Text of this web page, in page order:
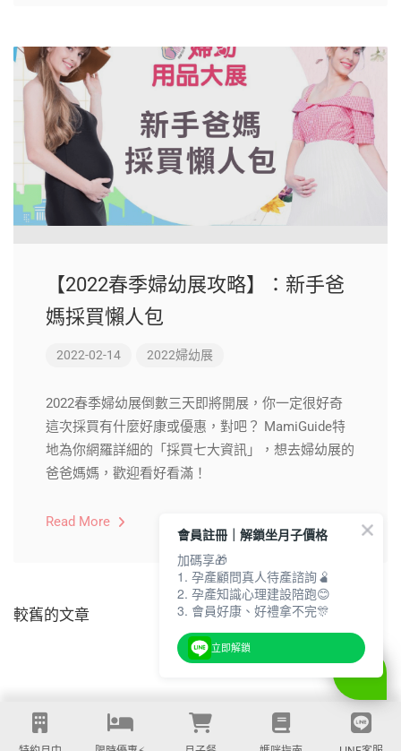
【2022春季婦幼展攻略】：新手爸
媽採買懶人包
2022-02-14 2022婦幼展
2022春季婦幼展倒數三天即將開展，你一定很好奇
這次採買有什麼好康或優惠，對吧？ MamiGuide特
地為你網羅詳細的「採買七大資訊」，想去婦幼展的
爸爸媽媽，歡迎看好看滿！
Read More
較舊的文章
會員註冊｜解鎖坐月子價格
加碼享🎁
1. 孕產顧問真人待產諮詢🫄
2. 孕產知識心理建設陪跑😊
3. 會員好康、好禮拿不完🎊
立即解鎖